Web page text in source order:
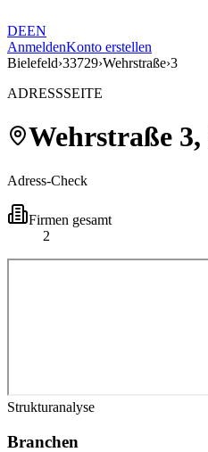
DEEN
AnmeldenKonto erstellen
Bielefeld›33729›Wehrstraße›3
ADRESSSEITE
Wehrstraße 3,
Adress-Check
Firmen gesamt
2
Strukturanalyse
Branchen